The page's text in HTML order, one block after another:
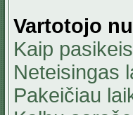
Vartotojo
Kaip
Neteisingas
Pakeičiau